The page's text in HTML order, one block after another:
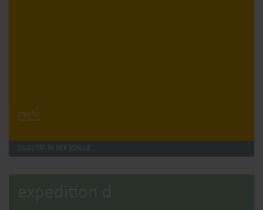
mehr
QUALITÄT IN DER SCHULE
expedition d